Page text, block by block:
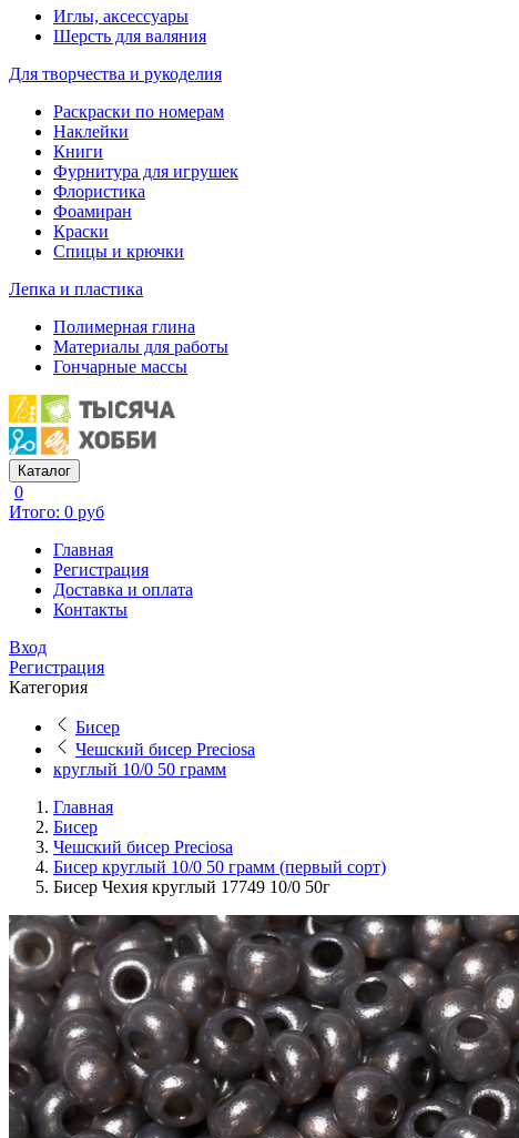
Иглы, аксессуары
Шерсть для валяния
Для творчества и рукоделия
Раскраски по номерам
Наклейки
Книги
Фурнитура для игрушек
Флористика
Фоамиран
Краски
Спицы и крючки
Лепка и пластика
Полимерная глина
Материалы для работы
Гончарные массы
Каталог
0
Итого: 0 руб
Главная
Регистрация
Доставка и оплата
Контакты
Вход
Регистрация
Категория
Бисер
Чешский бисер Preciosa
круглый 10/0 50 грамм
Главная
Бисер
Чешский бисер Preciosa
Бисер круглый 10/0 50 грамм (первый сорт)
Бисер Чехия круглый 17749 10/0 50г